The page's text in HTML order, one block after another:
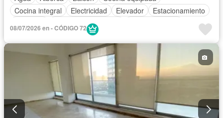
Cocina integral
Electricidad Elevador
Estacionamiento
Recámara con closet
Vista panorámica
08/07/2026 en - CÓDIGO 72